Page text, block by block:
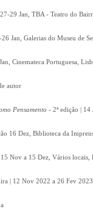
27-29 Jan, TBA - Teatro do
Jan, Galerias do Museu de
Cinemateca Portuguesa,
autor
Pensamento - 2ª edição |
16 Dez, Biblioteca da
Nov a 15 Dez, Vários locais,
| 12 Nov 2022 a 26 Fev